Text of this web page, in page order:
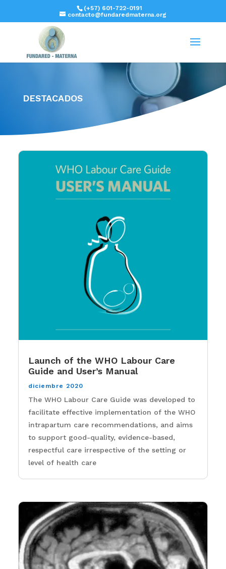
(+57) 601-722-0191
contacto@fundaredmaterna.org
DESTACADOS
Launch of the WHO Labour Care
Guide and User’s Manual
diciembre 2020
The WHO Labour Care Guide was developed to
facilitate effective implementation of the WHO
intrapartum care recommendations, and aims
to support good-quality, evidence-based,
respectful care irrespective of the setting or
level of health care